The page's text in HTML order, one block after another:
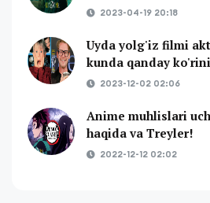
2023-04-19 20:18
Uyda yolg'iz filmi
kunda qanday
2023-12-02 02:06
Anime muhlislari
haqida va Treyler!
2022-12-12 02:02